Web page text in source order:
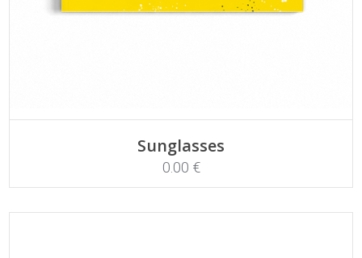
Sunglasses
0.00 €